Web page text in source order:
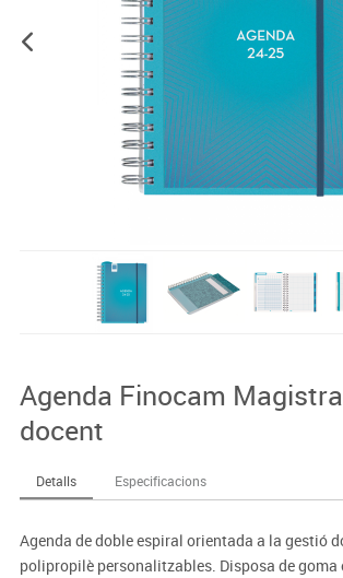
Agenda Finocam
docent
Detalls Especificacions
Agenda de doble espiral orientada a la gestió
polipropilè personalitzables. Disposa de goma